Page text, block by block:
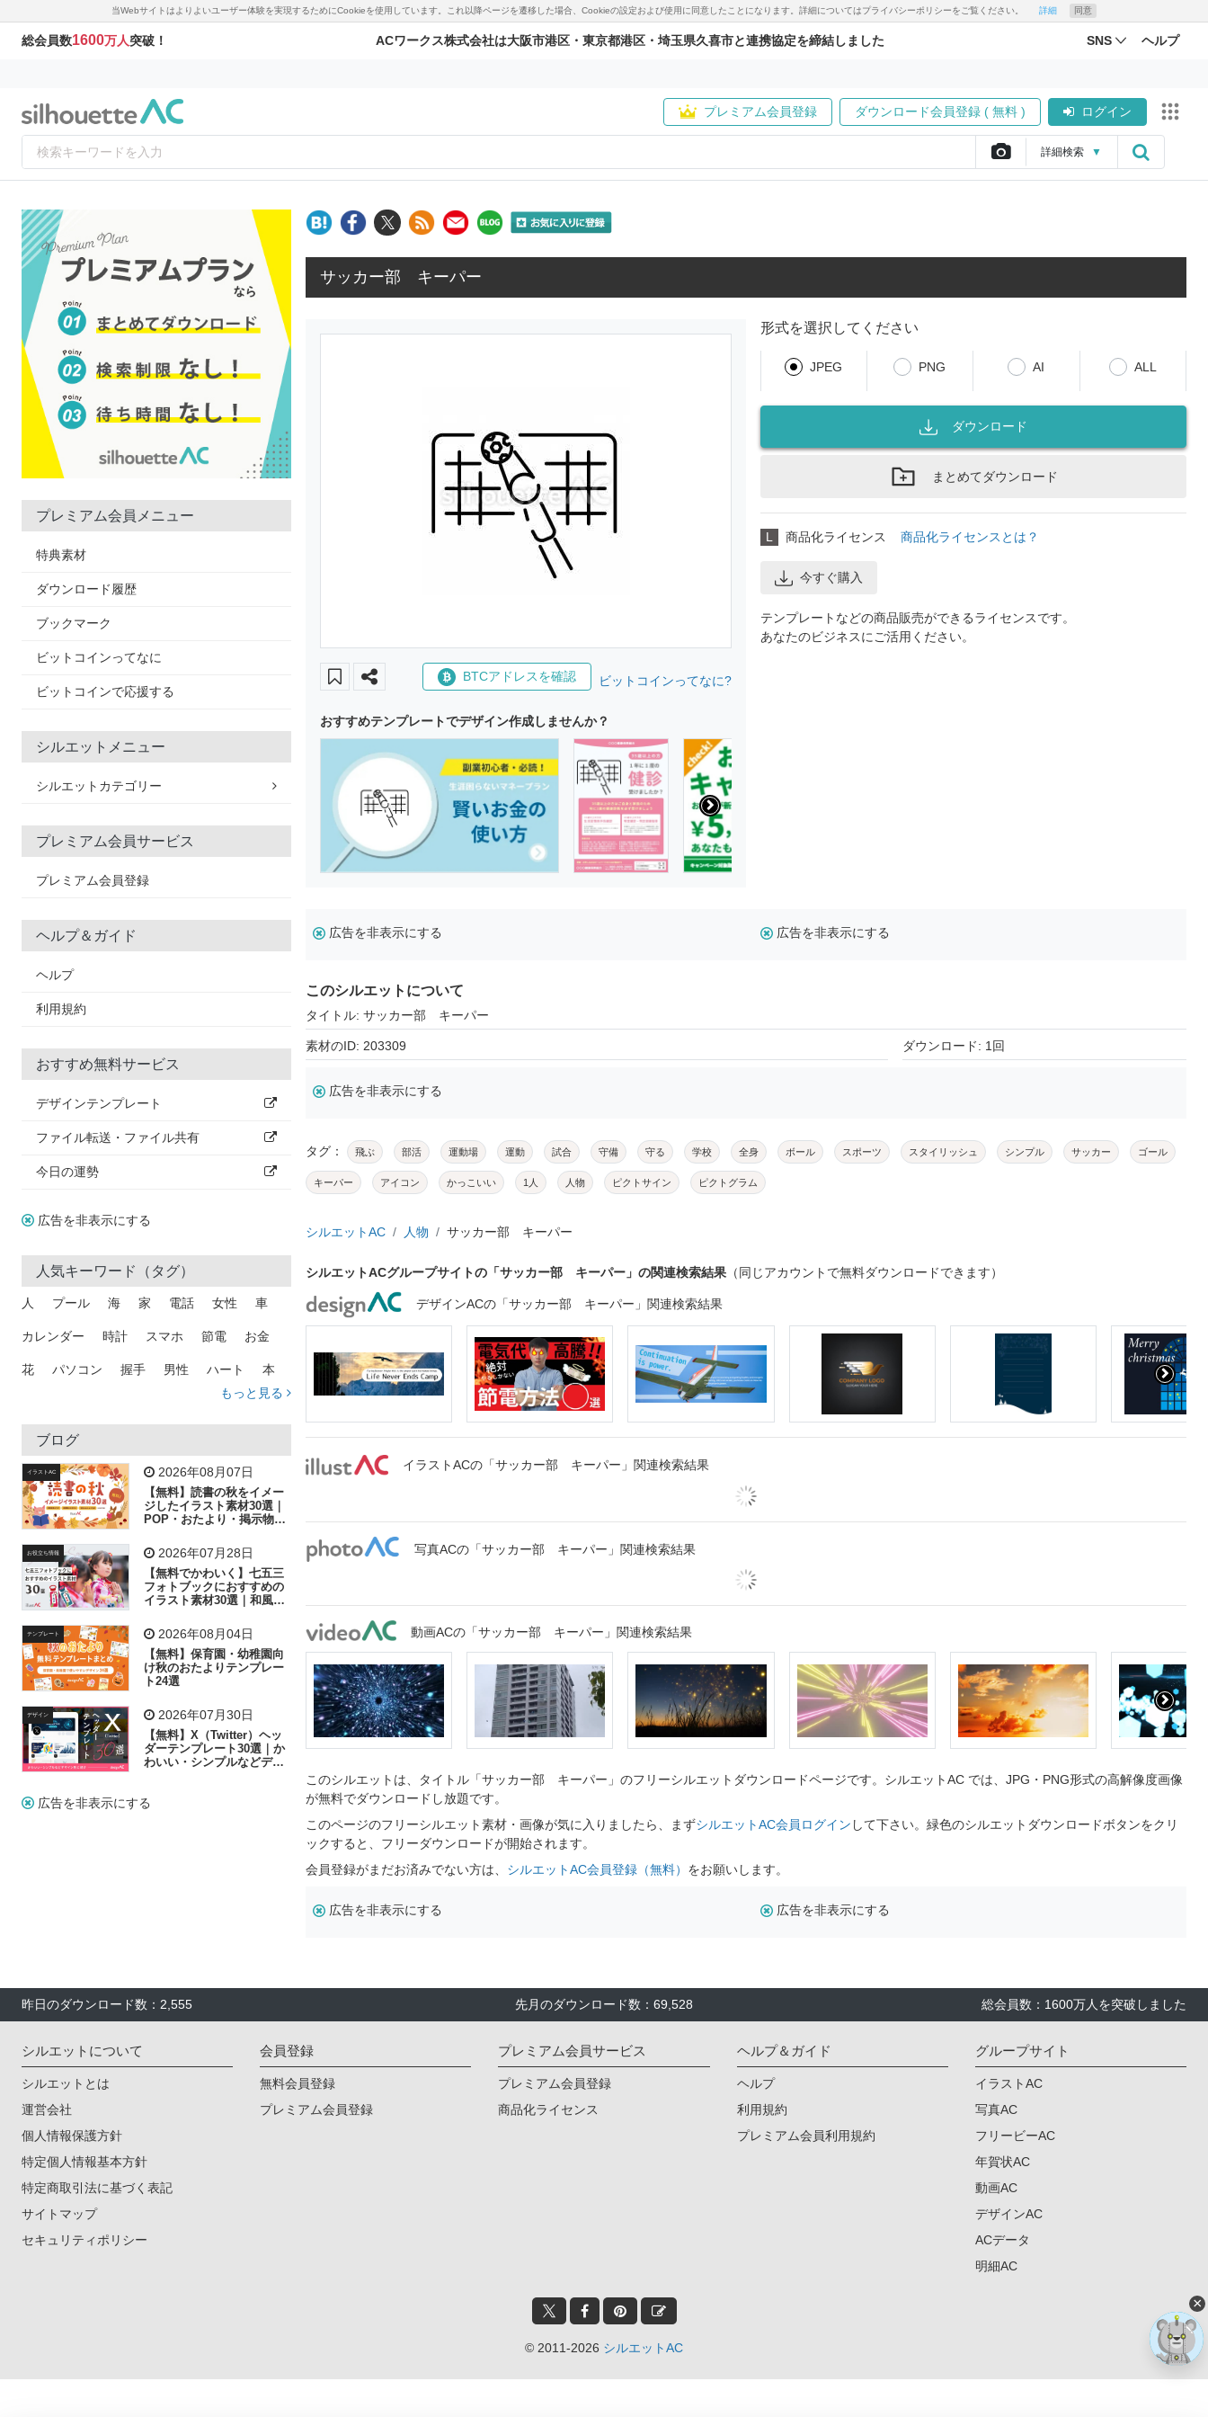
当Webサイトはよりよいユーザー体験を実現するためにCookieを使用しています。これ以降ページを遷移した場合、Cookieの設定および使用に同意したことになります。詳細についてはプライバシーポリシーをご覧ください。 詳細 同意
総会員数1600万人突破！ ACワークス株式会社は大阪市港区・東京都港区・埼玉県久喜市と連携協定を締結しました SNS ヘルプ
プレミアム会員登録 ダウンロード会員登録 ( 無料 ) ログイン
詳細検索 ▼
プレミアム会員メニュー
特典素材
ダウンロード履歴
ブックマーク
ビットコインってなに
ビットコインで応援する
シルエットメニュー
シルエットカテゴリー
プレミアム会員サービス
プレミアム会員登録
ヘルプ＆ガイド
ヘルプ
利用規約
おすすめ無料サービス
デザインテンプレート
ファイル転送・ファイル共有
今日の運勢
広告を非表示にする
人気キーワード（タグ）
人 プール 海 家 電話 女性 車
カレンダー 時計 スマホ 節電 お金
花 パソコン 握手 男性 ハート 本
トラック 木
吹き出し
飛行機 グラフ ビル 魚 家族 書類
歩く 工場 会社 太陽 キラキラ
子供 作業員 葉 相談 ピクトグラム
もっと見る
ブログ
イラストAC 2026年08月07日
【無料】読書の秋をイメー
ジしたイラスト素材30選｜
POP・おたより・掲示物に
お役立ち情報 2026年07月28日
【無料でかわいく】七五三
フォトブックにおすすめの
イラスト素材30選｜和風の
テンプレート 2026年08月04日
【無料】保育園・幼稚園向
け秋のおたよりテンプレー
ト24選
デザイン 2026年07月30日
【無料】X（Twitter）ヘッ
ダーテンプレート30選｜か
わいい・シンプルなどデザ
広告を非表示にする
サッカー部 キーパー
BTCアドレスを確認 ビットコインってなに?
おすすめテンプレートでデザイン作成しませんか？
形式を選択してください
JPEG PNG AI ALL
ダウンロード
まとめてダウンロード
L 商品化ライセンス 商品化ライセンスとは？
今すぐ購入
テンプレートなどの商品販売ができるライセンスです。
あなたのビジネスにご活用ください。
広告を非表示にする 広告を非表示にする
このシルエットについて
タイトル: サッカー部 キーパー
素材のID: 203309 ダウンロード: 1回
広告を非表示にする
タグ： 飛ぶ 部活 運動場 運動 試合 守備 守る 学校 全身 ボール スポーツ スタイリッシュ シンプル サッカー ゴール
キーパー アイコン かっこいい 1人 人物 ピクトサイン ピクトグラム
シルエットAC 人物 サッカー部 キーパー
シルエットACグループサイトの「サッカー部 キーパー」の関連検索結果 （同じアカウントで無料ダウンロードできます）
デザインACの「サッカー部 キーパー」関連検索結果
イラストACの「サッカー部 キーパー」関連検索結果
写真ACの「サッカー部 キーパー」関連検索結果
動画ACの「サッカー部 キーパー」関連検索結果
このシルエットは、タイトル「サッカー部 キーパー」のフリーシルエットダウンロードページです。シルエットAC では、JPG・PNG形式の高解像度画像
が無料でダウンロードし放題です。
このページのフリーシルエット素材・画像が気に入りましたら、まずシルエットAC会員ログイン して下さい。緑色のシルエットダウンロードボタンをクリ
ックすると、フリーダウンロードが開始されます。
会員登録がまだお済みでない方は、 シルエットAC会員登録（無料） をお願いします。
広告を非表示にする 広告を非表示にする
昨日のダウンロード数：2,555 先月のダウンロード数：69,528 総会員数：1600万人を突破しました
シルエットについて
シルエットとは
運営会社
個人情報保護方針
特定個人情報基本方針
特定商取引法に基づく表記
サイトマップ
セキュリティポリシー
会員登録
無料会員登録
プレミアム会員登録
プレミアム会員サービス
プレミアム会員登録
商品化ライセンス
ヘルプ＆ガイド
ヘルプ
利用規約
プレミアム会員利用規約
グループサイト
イラストAC
写真AC
フリービーAC
年賀状AC
動画AC
デザインAC
ACデータ
明細AC
© 2011-2026 シルエットAC
×